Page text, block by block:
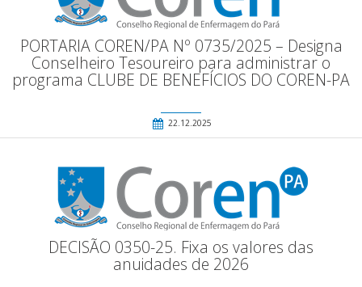
PORTARIA COREN/PA Nº 0735/2025 – Designa
Conselheiro Tesoureiro para administrar o
programa CLUBE DE BENEFÍCIOS DO COREN-PA
22.12.2025
DECISÃO 0350-25. Fixa os valores das
anuidades de 2026